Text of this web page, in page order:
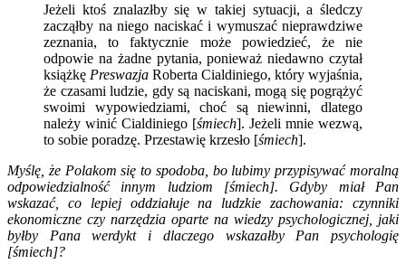
Jeżeli ktoś znalazłby się w takiej sytuacji, a śledczy
zacząłby na niego naciskać i wymuszać nieprawdziwe
zeznania, to faktycznie może powiedzieć, że nie
odpowie na żadne pytania, ponieważ niedawno czytał
książkę Preswazja Roberta Cialdiniego, który wyjaśnia,
że czasami ludzie, gdy są naciskani, mogą się pogrążyć
swoimi wypowiedziami, choć są niewinni, dlatego
należy winić Cialdiniego [śmiech]. Jeżeli mnie wezwą,
to sobie poradzę. Przestawię krzesło [śmiech].
Myślę, że Polakom się to spodoba, bo lubimy przypisywać moralną
odpowiedzialność innym ludziom [śmiech]. Gdyby miał Pan
wskazać, co lepiej oddziałuje na ludzkie zachowania: czynniki
ekonomiczne czy narzędzia oparte na wiedzy psychologicznej, jaki
byłby Pana werdykt i dlaczego wskazałby Pan psychologię
[śmiech]?